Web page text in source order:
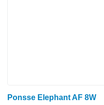
Ponsse Elephant AF 8W